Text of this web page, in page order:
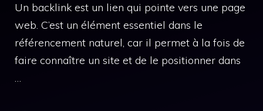
Un backlink est un lien qui pointe vers une page
web. C’est un élément essentiel dans le
référencement naturel, car il permet à la fois de
faire connaître un site et de le positionner dans
…